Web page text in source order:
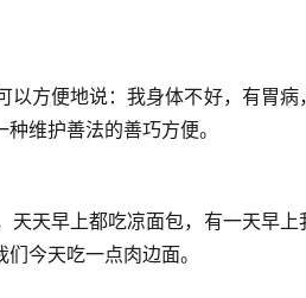
以方便地说：我身体不好，有胃病
维护善法的善巧方便。
天天早上都吃凉面包，有一天早上
今天吃一点肉边面。